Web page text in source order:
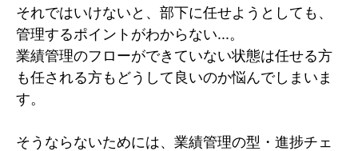
それではいけないと、部下に任せようとしても、
管理するポイントがわからない...。
業績管理のフローができていない状態は任せる方
も任される方もどうして良いのか悩んでしまいま
す。
そうならないためには、業績管理の型・進捗チェ